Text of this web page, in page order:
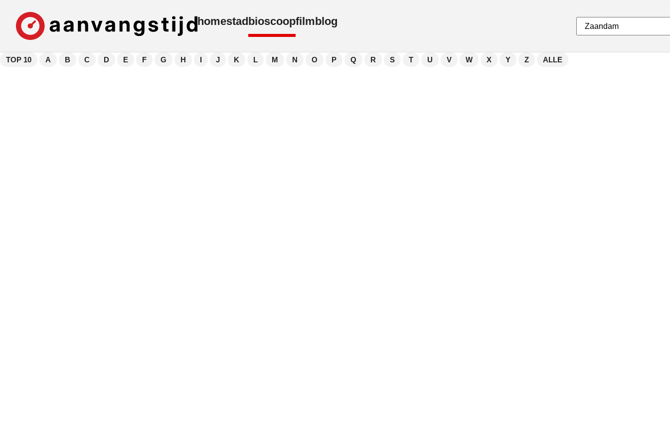
homestadbioscoopfilmblog
TOP 10 A B C D E F G H I J K L M N O P Q R S T U V W X Y Z ALLE